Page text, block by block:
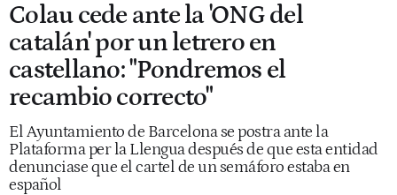
Colau cede ante la 'ONG del
catalán' por un letrero en
castellano: "Pondremos el
recambio correcto"
El Ayuntamiento de Barcelona se postra ante la
Plataforma per la Llengua después de que esta entidad
denunciase que el cartel de un semáforo estaba en
español